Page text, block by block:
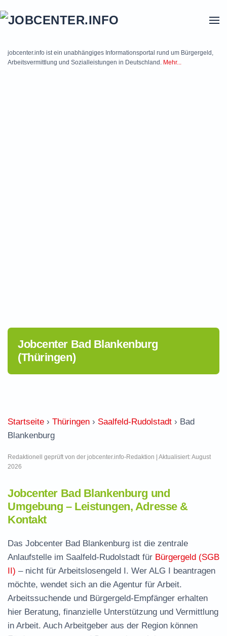
jobcenter.info ist ein unabhängiges Informationsportal rund um Bürgergeld,
Arbeitsvermittlung und Sozialleistungen in Deutschland. Mehr...
Jobcenter Bad Blankenburg
(Thüringen)
Startseite › Thüringen › Saalfeld-Rudolstadt › Bad
Blankenburg
Redaktionell geprüft von der jobcenter.info-Redaktion | Aktualisiert: August
2026
Jobcenter Bad Blankenburg und
Umgebung – Leistungen, Adresse &
Kontakt
Das Jobcenter Bad Blankenburg ist die zentrale
Anlaufstelle im Saalfeld-Rudolstadt für Bürgergeld (SGB
II) – nicht für Arbeitslosengeld I. Wer ALG I beantragen
möchte, wendet sich an die Agentur für Arbeit.
Arbeitssuchende und Bürgergeld-Empfänger erhalten
hier Beratung, finanzielle Unterstützung und Vermittlung
in Arbeit. Auch Arbeitgeber aus der Region können